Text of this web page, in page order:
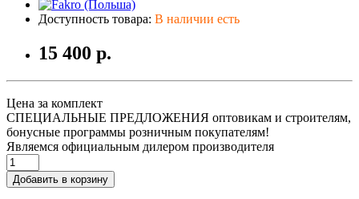
Доступность товара: В наличии есть
15 400 р.
Цена за комплект
СПЕЦИАЛЬНЫЕ ПРЕДЛОЖЕНИЯ оптовикам и строителям,
бонусные программы розничным покупателям!
Являемся официальным дилером производителя
Добавить в корзину